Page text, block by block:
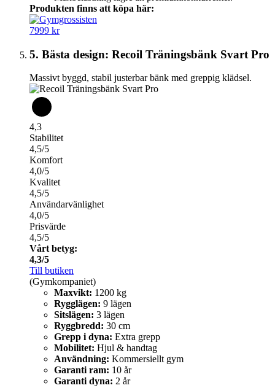
Produkten finns att köpa här:
7999 kr
5. Bästa design: Recoil Träningsbänk Svart Pro
Massivt byggd, stabil justerbar bänk med greppig klädsel.
4,3
Stabilitet
4,5/5
Komfort
4,0/5
Kvalitet
4,5/5
Användarvänlighet
4,0/5
Prisvärde
4,5/5
Vårt betyg:
4,3/5
Till butiken
(Gymkompaniet)
Maxvikt: 1200 kg
Rygglägen: 9 lägen
Sitslägen: 3 lägen
Ryggbredd: 30 cm
Grepp i dyna: Extra grepp
Mobilitet: Hjul & handtag
Användning: Kommersiellt gym
Garanti ram: 10 år
Garanti dyna: 2 år